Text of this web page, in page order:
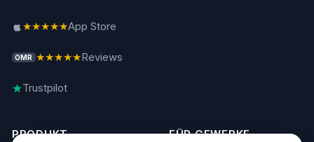
★★★★★App Store
OMR ★★★★★Reviews
Trustpilot
PRODUKT FÜR GEWERKE